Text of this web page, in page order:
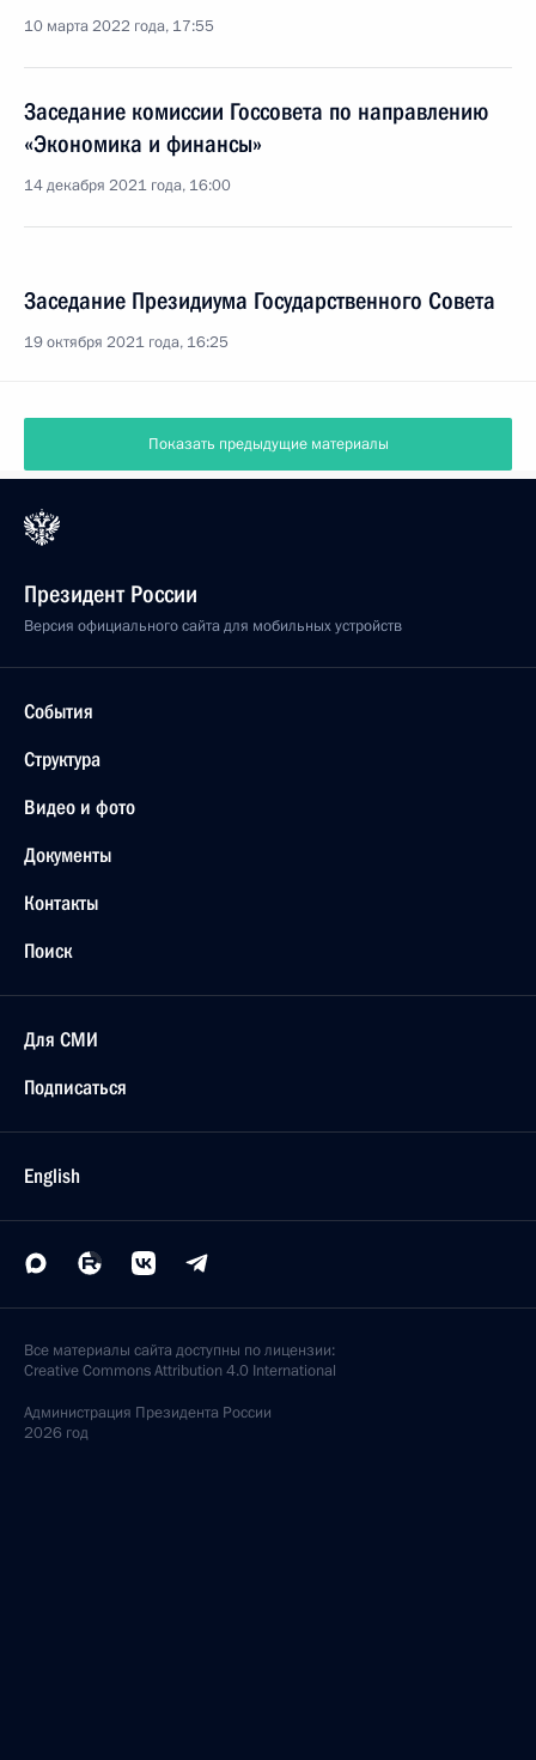
10 марта 2022 года, 17:55
Заседание комиссии Госсовета по направлению
«Экономика и финансы»
14 декабря 2021 года, 16:00
Заседание Президиума Государственного Совета
19 октября 2021 года, 16:25
Показать предыдущие материалы
Президент России
Версия официального сайта для мобильных устройств
События
Структура
Видео и фото
Документы
Контакты
Поиск
Для СМИ
Подписаться
English
Все материалы сайта доступны по лицензии:
Creative Commons Attribution 4.0 International
Администрация Президента России
2026 год